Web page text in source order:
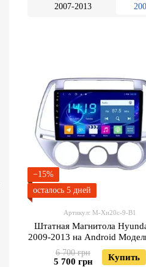
2007-2013
−15%
осталось 5 дней
Артикул: М-Хи20с-9-В1
Штатная Магнитола
2009-2013 на Android
3GWiFi
6 700 грн
5 700 грн Купить